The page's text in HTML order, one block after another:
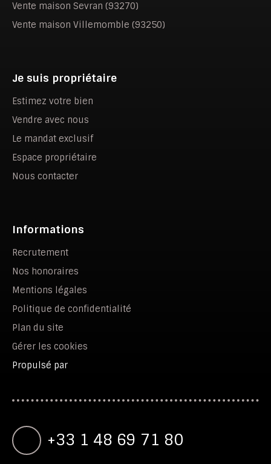
Vente maison Sevran (93270)
Vente maison Villemomble (93250)
Je suis propriétaire
Estimez votre bien
Vendre avec nous
Le mandat exclusif
Espace propriétaire
Nous contacter
Informations
Recrutement
Nos honoraires
Mentions légales
Politique de confidentialité
Plan du site
Gérer les cookies
Propulsé par
+33 1 48 69 71 80